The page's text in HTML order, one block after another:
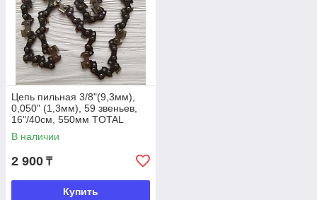
Цепь пильная 3/8"(9,3мм),
0,050" (1,3мм), 59 звеньев,
16"/40см, 550мм TOTAL
TOOLS
В наличии
2 900 ₸
Купить